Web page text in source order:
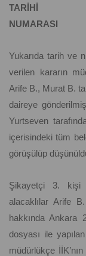
TARİHİ
NUMARASI
Yukarıda tarih ve
verilen kararın
Arife B., Murat B.
daireye
Yurtseven
içerisindeki tüm
görüşülüp
Şikayetçi 3. kişi
alacaklılar Arife
hakkında Ankara
dosyası ile
müdürlükçe